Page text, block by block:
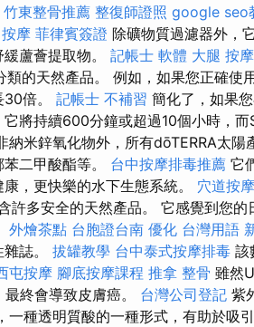
竹東整骨推薦 整復師證照 google seo
摩 菲律賓簽證 除礦物質過濾器外，
蘆薈提取物。 記帳士 軟體 大腿 按摩
的天然產品。 例如，如果您正確使
倍。 記帳士 不補習 簡化了，如果
它將持續600分鐘或超過10個小時，而
納米鋅氧化物外，所有dōTERRA太
二甲酸酯等。 台中按摩排毒推薦 它
，更快樂的水下生態系統。 穴道按
許多安全的天然產品。 它感覺到您
外燴茶點 台胞證台南 優化 台灣用語
誌。 拔罐教學 台中泰式按摩排毒 該
屯按摩 腳底按摩課程 推拿 整骨 雖然
終會導致皮膚癌。 台灣公司登記 紫
一種透明質酸的一種形式，有助於吸